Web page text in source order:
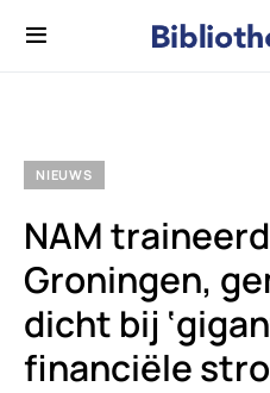
NIEUWS
NAM
Groningen,
dicht bij
financiële